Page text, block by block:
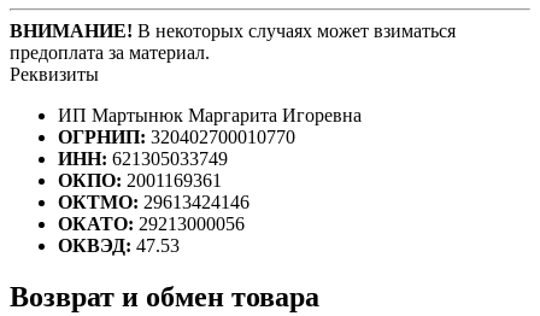
ВНИМАНИЕ! В некоторых случаях может взиматься
предоплата за материал.
Реквизиты
ИП Мартынюк Маргарита Игоревна
ОГРНИП: 320402700010770
ИНН: 621305033749
ОКПО: 2001169361
ОКТМО: 29613424146
ОКАТО: 29213000056
ОКВЭД: 47.53
Возврат и обмен товара